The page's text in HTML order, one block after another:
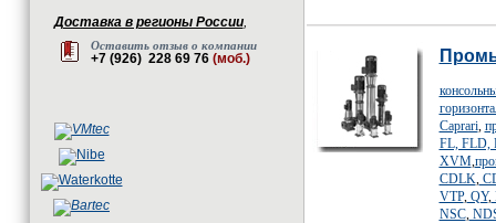
Доставка в регионы России,
Оставить отзыв о компании
+7 (926) 228 69 76 (моб.)
Caprari,
FL, FLD,
XVM,
CDLK
VTP, QY,
NSC,